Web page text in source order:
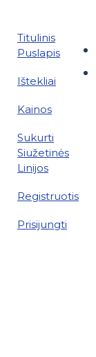
Titulinis
Puslapis
Ištekliai
Kainos
Sukurti
Siužetinės
Linijos
Registruotis
Prisijungti